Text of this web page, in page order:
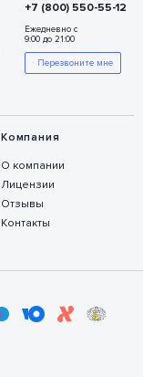
Компания
О компании
Лицензии
Отзывы
Контакты
+7 (800) 550-55-12
Ежедневно с
9:00 до 21:00
Перезвоните мне